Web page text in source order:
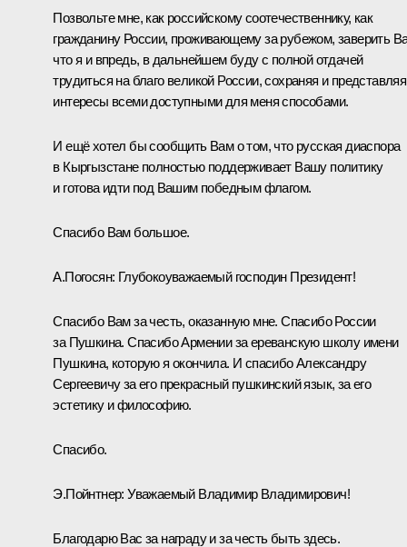
Позвольте мне, как российскому соотечественнику, как
гражданину России, проживающему за рубежом, заверить
что я и впредь, в дальнейшем буду с полной отдачей
трудиться на благо великой России, сохраняя и
интересы всеми доступными для меня способами.
И ещё хотел бы сообщить Вам о том, что русская диаспора
в Кыргызстане полностью поддерживает Вашу политику
и готова идти под Вашим победным флагом.
Спасибо Вам большое.
А.Погосян: Глубокоуважаемый господин Президент!
Спасибо Вам за честь, оказанную мне. Спасибо России
за Пушкина. Спасибо Армении за ереванскую школу имени
Пушкина, которую я окончила. И спасибо Александру
Сергеевичу за его прекрасный пушкинский язык, за его
эстетику и философию.
Спасибо.
Э.Пойнтнер: Уважаемый Владимир Владимирович!
Благодарю Вас за награду и за честь быть здесь.